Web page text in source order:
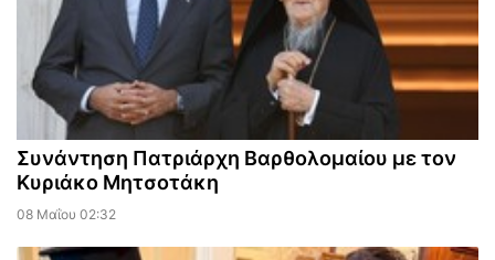
Συνάντηση Πατριάρχη Βαρθολομαίου με τον
Κυριάκο Μητσοτάκη
08 Μαΐου 02:32